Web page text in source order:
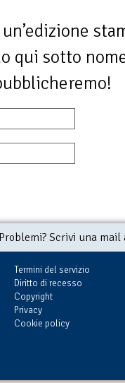
qui sotto
Problemi? Scrivi una
Termini del servizio
Diritto di recesso
Copyright
Privacy
Cookie policy